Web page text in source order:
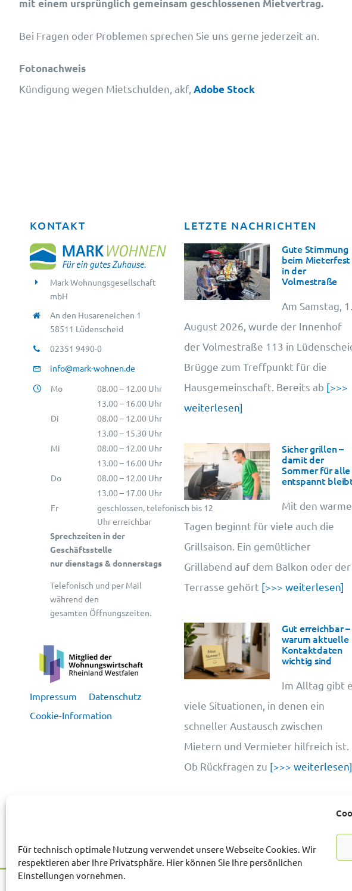
Für technisch optimale Nutzung verwendet unsere Webseite Cookies. Wir
respektieren aber Ihre Privatsphäre. Hier können Sie Ihre persönlichen
Einstellungen vornehmen.
mit einem ursprünglich gemeinsam geschlossenen Mietvertrag.
Bei Fragen oder Problemen sprechen Sie uns gerne jederzeit an.
Fotonachweis
Kündigung wegen Mietschulden, akf, Adobe Stock
KONTAKT
Mark Wohnungsgesellschaft
mbH
An den Husareneichen 1
58511 Lüdenscheid
02351 9490-0
info@mark-wohnen.de
Mo
08.00 – 12.00 Uhr
13.00 – 16.00 Uhr
Di
08.00 – 12.00 Uhr
13.00 – 15.30 Uhr
Mi
08.00 – 12.00 Uhr
13.00 – 16.00 Uhr
Do
08.00 – 12.00 Uhr
13.00 – 17.00 Uhr
Fr
geschlossen, telefonisch bis 12
Uhr erreichbar
Sprechzeiten in der
Geschäftsstelle
nur dienstags & donnerstags
Telefonisch und per Mail
während den
gesamten Öffnungszeiten.
Impressum
Datenschutz
Cookie-Information
LETZTE NACHRICHTEN
Gute Stimmung
beim Mieterfest
in der
Volmestraße
Am Samstag, 1.
August 2026, wurde der Innenhof
der Volmestraße 113 in
Brügge zum Treffpunkt für die
Hausgemeinschaft. Bereits ab [>>>
weiterlesen]
Sicher grillen –
damit der
Sommer für alle
entspannt
Mit den
Tagen beginnt für viele auch die
Grillsaison. Ein gemütlicher
Grillabend auf dem Balkon oder der
Terrasse gehört[>>> weiterlesen]
Gut erreichbar –
warum aktuelle
Kontaktdaten
wichtig sind
Im Alltag gibt
viele Situationen, in denen ein
schneller Austausch zwischen
Mietern und Vermieter hilfreich ist.
Ob Rückfragen zu [>>> weiterlesen]